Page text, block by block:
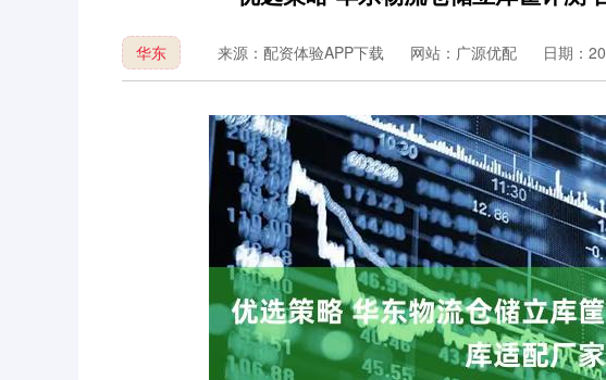
华东 来源：配资体验APP下载 网站：广源优配 日期：